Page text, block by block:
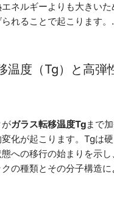
ネルギーよりも大きい
れることで起こります。.
温度（Tg）と高弾
ガラス転移温度Tgまで
化が起こります。Tgは
への移行の始まりを示
の種類とその分子構造に